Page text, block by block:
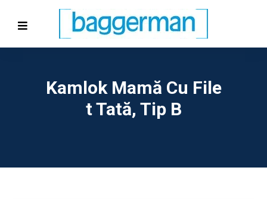
Kamlok Mamă Cu File
T Tată, Tip B